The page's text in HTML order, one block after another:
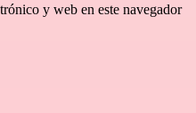
y web en este navegador